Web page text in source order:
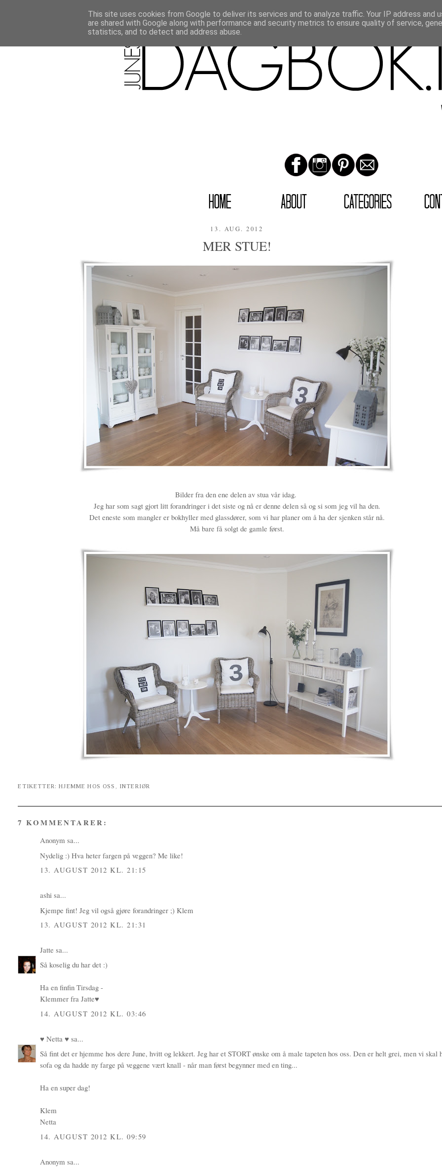
13. AUG. 2012
MER STUE!
Bilder fra den ene delen av stua vår idag.
Jeg har som sagt gjort litt forandringer i det siste og nå er denne delen så og si som jeg vil ha den.
Det eneste som mangler er bokhyller med glassdører, som vi har planer om å ha der sjenken står nå.
Må bare få solgt de gamle først.
ETIKETTER:HJEMME HOS OSS , INTERIØR
7 KOMMENTARER:
Anonym sa...
Nydelig :) Hva heter fargen på veggen? Me like!
13. AUGUST 2012 KL. 21:15
ashi sa...
Kjempe fint! Jeg vil også gjøre forandringer ;) Klem
13. AUGUST 2012 KL. 21:31
Jatte sa...
Så koselig du har det :)
Ha en finfin Tirsdag -
Klemmer fra Jatte♥
14. AUGUST 2012 KL. 03:46
♥ Netta ♥ sa...
Så fint det er hjemme hos dere June, hvitt og lekkert. Jeg har et STORT ønske om å male tapeten hos oss. Den er helt grei, men vi skal
sofa og da hadde ny farge på veggene vært knall - når man først begynner med en ting...
Ha en super dag!
Klem
Netta
14. AUGUST 2012 KL. 09:59
Anonym sa...
This site uses cookies from Google to deliver its services and to analyze traffic. Your IP address and
are shared with Google along with performance and security metrics to ensure quality of service,
statistics, and to detect and address abuse.